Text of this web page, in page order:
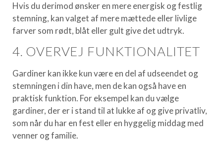
Hvis du derimod ønsker en mere energisk og festlig
stemning, kan valget af mere mættede eller livlige
farver som rødt, blåt eller gult give det udtryk.
4. OVERVEJ FUNKTIONALITET
Gardiner kan ikke kun være en del af udseendet og
stemningen i din have, men de kan også have en
praktisk funktion. For eksempel kan du vælge
gardiner, der er i stand til at lukke af og give privatliv,
som når du har en fest eller en hyggelig middag med
venner og familie.